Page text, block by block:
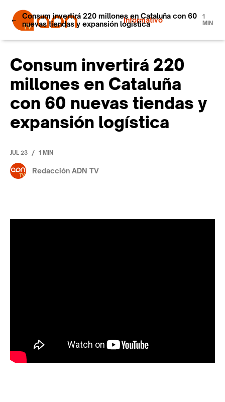
Informativo
Consum invertirá 220 millones en Cataluña con 60
nuevas tiendas y expansión logística
1
MIN
Consum invertirá 220
millones en Cataluña
con 60 nuevas tiendas y
expansión logística
JUL 23 / 1 MIN
Redacción ADN TV